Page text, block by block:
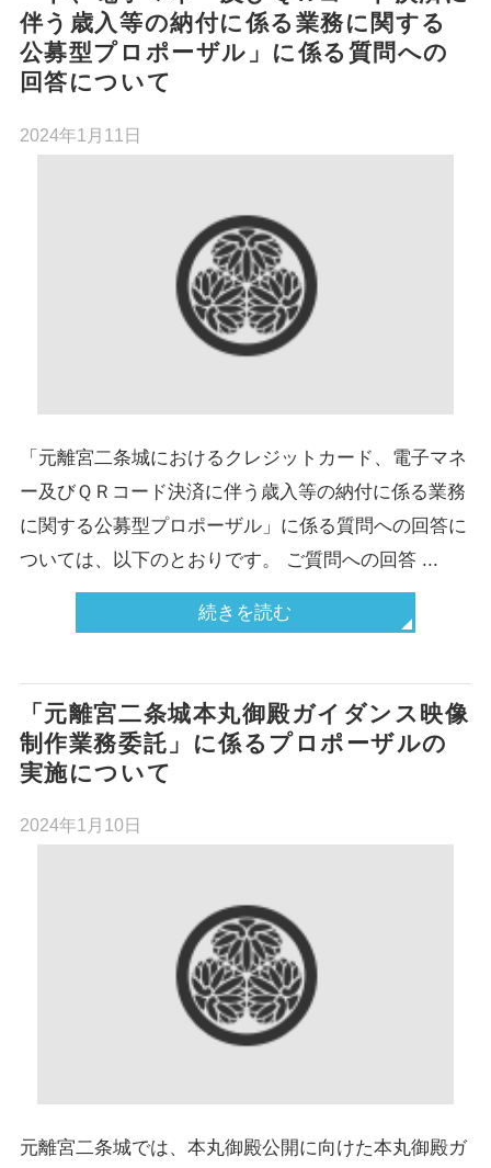
伴う歳入等の納付に係る業務に関する
公募型プロポーザル」に係る質問への
回答について
2024年1月11日
「元離宮二条城におけるクレジットカード、電子マネ
ー及びＱＲコード決済に伴う歳入等の納付に係る業務
に関する公募型プロポーザル」に係る質問への回答に
ついては、以下のとおりです。 ご質問への回答 ...
続きを読む
「元離宮二条城本丸御殿ガイダンス映像
制作業務委託」に係るプロポーザルの
実施について
2024年1月10日
元離宮二条城では、本丸御殿公開に向けた本丸御殿ガ